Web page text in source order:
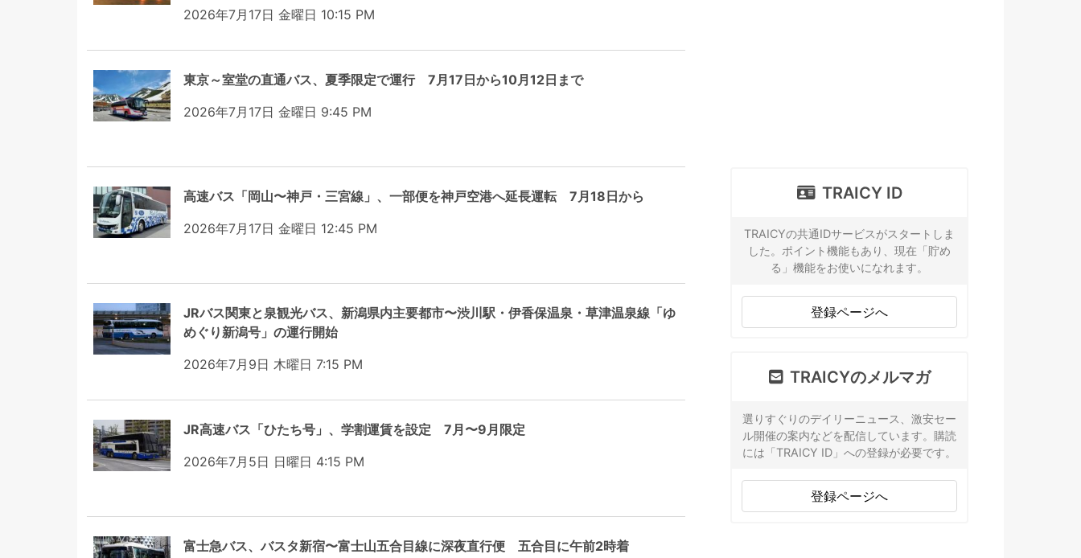
2026年7月17日 金曜日 10:15 PM
東京～室堂の直通バス、夏季限定で運行 7月17日から10月12日まで
2026年7月17日 金曜日 9:45 PM
高速バス「岡山〜神戸・三宮線」、一部便を神戸空港へ延長運転 7月18日から
2026年7月17日 金曜日 12:45 PM
JRバス関東と泉観光バス、新潟県内主要都市〜渋川駅・伊香保温泉・草津温泉線「ゆ
めぐり新潟号」の運行開始
2026年7月9日 木曜日 7:15 PM
JR高速バス「ひたち号」、学割運賃を設定 7月〜9月限定
2026年7月5日 日曜日 4:15 PM
富士急バス、バスタ新宿〜富士山五合目線に深夜直行便 五合目に午前2時着
TRAICY ID
TRAICYの共通IDサービスがスタートしま
した。ポイント機能もあり、現在「貯め
る」機能をお使いになれます。
登録ページへ
TRAICYのメルマガ
選りすぐりのデイリーニュース、激安セー
ル開催の案内などを配信しています。購読
には「TRAICY ID」への登録が必要です。
登録ページへ